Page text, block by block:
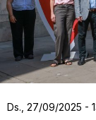
Ds., 27/09/2025 -